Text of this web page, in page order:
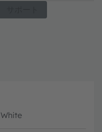
White